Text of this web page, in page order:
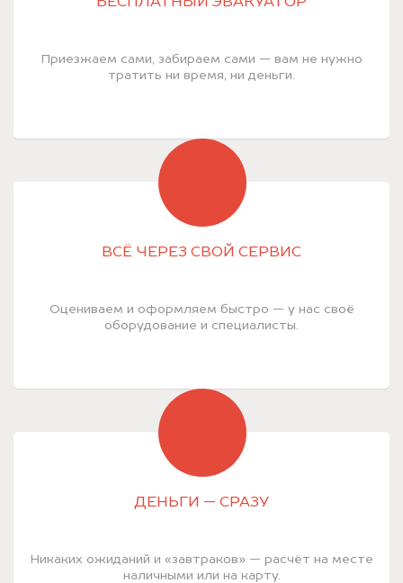
Приезжаем сами, забираем сами — вам не нужно
тратить ни время, ни деньги.
ВСЁ ЧЕРЕЗ СВОЙ СЕРВИС
Оцениваем и оформляем быстро — у нас своё
оборудование и специалисты.
ДЕНЬГИ — СРАЗУ
Никаких ожиданий и «завтраков» — расчёт на месте
наличными или на карту.